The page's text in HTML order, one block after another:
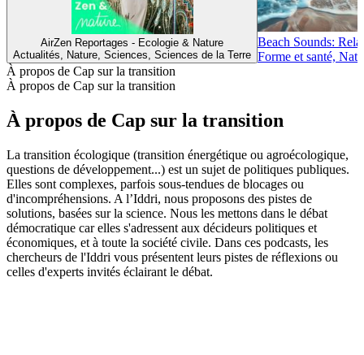
AirZen Reportages - Ecologie & Nature
Actualités, Nature, Sciences, Sciences de la Terre
Beach Sounds:
Forme et santé,
À propos de Cap sur la transition
À propos de Cap sur la transition
À propos de Cap sur la transition
La transition écologique (transition énergétique ou agroécologique,
questions de développement...) est un sujet de politiques publiques.
Elles sont complexes, parfois sous-tendues de blocages ou
d'incompréhensions. A l’Iddri, nous proposons des pistes de
solutions, basées sur la science. Nous les mettons dans le débat
démocratique car elles s'adressent aux décideurs politiques et
économiques, et à toute la société civile. Dans ces podcasts, les
chercheurs de l'Iddri vous présentent leurs pistes de réflexions ou
celles d'experts invités éclairant le débat.